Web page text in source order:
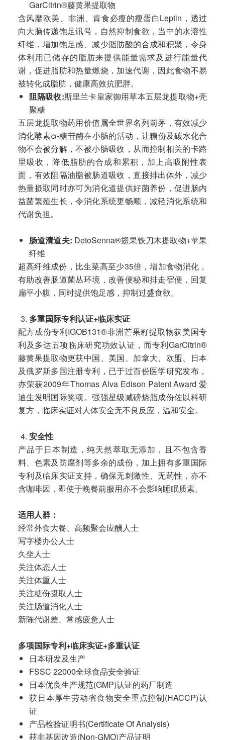
GarCitrin®藤黄果提取物
含风靡欧美、非洲、肯食必瘦的瘦蛋白Leptin，透过
向大脑传递饱足讯号，自然抑制食欲，当中的水溶性
纤维，增加饱足感、减少脂肪酸的合成和积聚，令身
体利用已储存的脂肪来提供能量需求及进行能量代
谢，促进脂肪和热量燃烧，加速代谢，因此食物不易
被转化成脂肪，健康高效抗肥胖。
阻隔吸收:斯里兰卡皇家御用草本五层龙提取物+壳
聚糖
五层龙提取物药用价值属全世界名列前茅，有效减少
消化酵素α-糖苷酶在小肠的活动，让糖份及碳水化合
物不会被分解，不被小肠吸收，从而控制相关的卡路
里吸收，降低脂肪的合成和累积，加上高吸附性表
面，有效阻隔油脂被肠道吸收，直接排出体外，减少
热量摄取同时亦可为消化道提供好菌养份，促进肠内
益菌繁殖生长，令消化系统更畅顺，减轻消化系统和
代谢负担。
肠道清道夫: DetoSenna®翅果铁刀木提取物+苹果
纤维
超高纤维成份，比生菜高至少35倍，增加食物消化，
有助改善肠道菌丛环境，改善便秘和排走宿便，回复
扁平小腹，同时提供饱足感，抑制过盛食欲。
多重国际专利认证+临床实证
配方成份专利IGOB131®非洲芒果籽提取物获美国专
利及多达五项临床研究功效认证，而专利GarCitrin®
藤黄果提取物更获中国、美国、加拿大、欧盟、日本
及俄罗斯多国注册专利，已于过百份医学研究发布，
亦荣获2009年Thomas Alva Edison Patent Award 爱
迪生发明国际奖项。强强星级减磅烧脂成份佐以科研
复方，临床实证对人体安全无不良反应，温和安全。
安全性
产品于日本制造，纯天然萃取无添加，且不包含香
料、色素及防腐剂等多余的成份，加上拥有多重国际
专利及临床实证支持，确保无刺激性、无药性，亦不
含咖啡因，即使于晚餐前服用亦不会影响睡眠质素。
适用人群：
经常外食大餐、高频聚会应酬人士
写字楼办公人士
久坐人士
关注体态人士
关注体重人士
关注糖份摄取人士
关注肠道消化人士
新陈代谢差、常感疲惫人士
多项国际专利+临床实证+多重认证
日本研发及生产
FSSC 22000全球食品安全验证
日本优良生产规范(GMP)认证的药厂制造
获日本厚生劳动省食物安全重点控制(HACCP)认
证
产品检验证明书(Certificate Of Analysis)
获非基因改造(Non-GMO)产品证明